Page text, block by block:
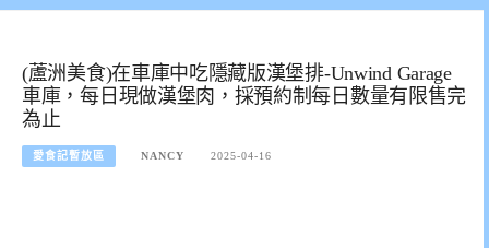
(蘆洲美食)在車庫中吃隱藏版漢堡排-Unwind Garage
車庫，每日現做漢堡肉，採預約制每日數量有限售完
為止
愛食記暫放區 NANCY 2025-04-16